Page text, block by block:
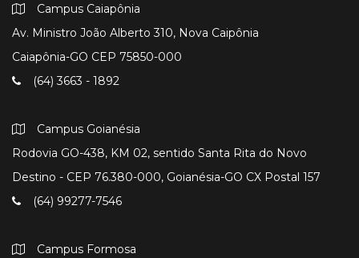
Campus Caiapônia
Av. Ministro João Alberto 310, Nova Caipônia
Caiapônia-GO CEP 75850-000
(64) 3663 - 1892
Campus Goianésia
Rodovia GO-438, KM 02, sentido Santa Rita do Novo
Destino - CEP 76.380-000, Goianésia-GO CX Postal 157
(64) 99277-7546
Campus Formosa